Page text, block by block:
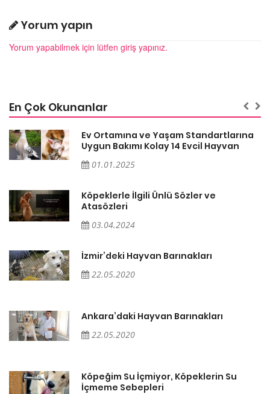
Yorum yapın
Yorum yapabilmek için lütfen giriş yapınız.
En Çok Okunanlar
Ev Ortamına ve Yaşam Standartlarına
Uygun Bakımı Kolay 14 Evcil Hayvan
01.01.2025
Köpeklerle İlgili Ünlü Sözler ve
Atasözleri
03.04.2024
İzmir’deki Hayvan Barınakları
22.05.2020
Ankara’daki Hayvan Barınakları
22.05.2020
Köpeğim Su İçmiyor, Köpeklerin Su
İçmeme Sebepleri